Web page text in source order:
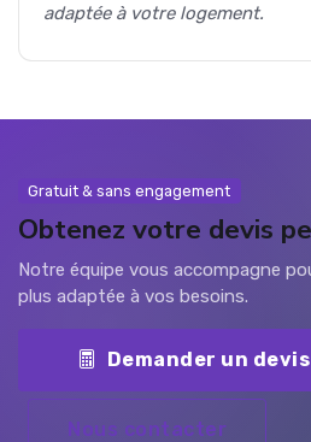
adaptée à votre logement.
Gratuit & sans engagement
Obtenez votre devis
Notre équipe vous accompagne
plus adaptée à vos besoins.
Demander un devis
Nous contacter